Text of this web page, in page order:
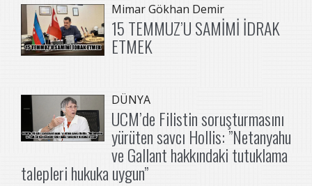
Mimar Gökhan Demir
15 TEMMUZ’U SAMİMİ İDRAK
ETMEK
DÜNYA
UCM’de Filistin soruşturmasını
yürüten savcı Hollis: ”Netanyahu
ve Gallant hakkındaki tutuklama
talepleri hukuka uygun”